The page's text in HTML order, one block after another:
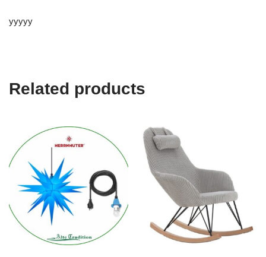
yyyyy
Related products